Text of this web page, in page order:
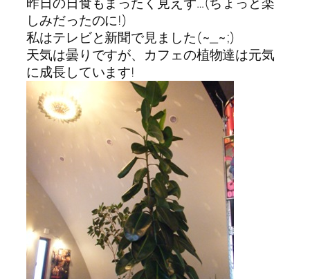
しみだったのに!)
私はテレビと新聞で見ました(~_~;)
天気は曇りですが、カフェの植物達は元気
に成長しています!